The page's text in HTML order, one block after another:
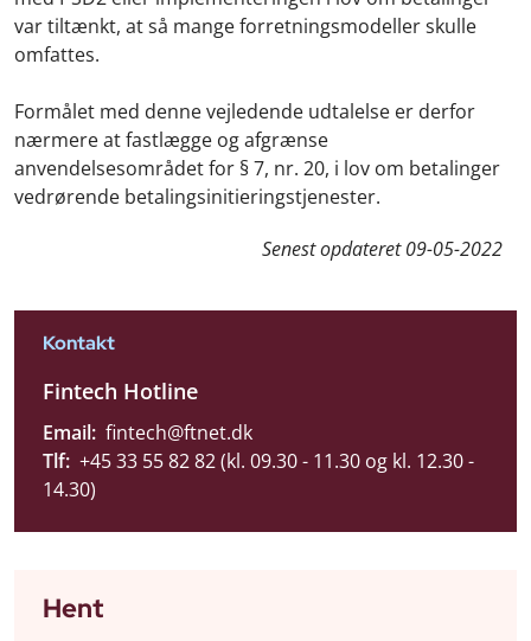
var tiltænkt, at så mange forretningsmodeller skulle
omfattes.
Formålet med denne vejledende udtalelse er derfor
nærmere at fastlægge og afgrænse
anvendelsesområdet for § 7, nr. 20, i lov om betalinger
vedrørende betalingsinitieringstjenester.
Senest opdateret09-05-2022
Kontakt
Fintech Hotline
Email: fintech@ftnet.dk
Tlf: +45 33 55 82 82 (kl. 09.30 - 11.30 og kl. 12.30 -
14.30)
Hent